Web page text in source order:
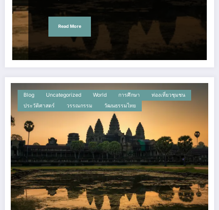
Read More
Blog Uncategorized World การศึกษา
ท่องเที่ยวชุมชน
ประวัติศาสตร์
วรรณกรรม วัฒนธรรมไทย